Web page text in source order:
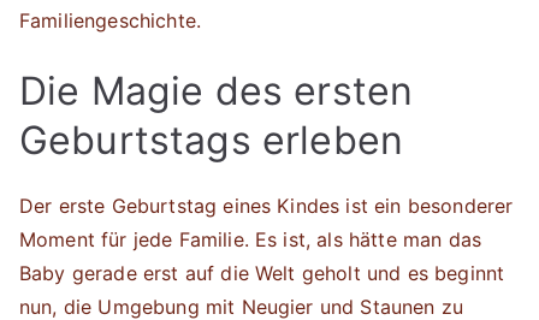
Familiengeschichte.
Die Magie des ersten
Geburtstags erleben
Der erste Geburtstag eines Kindes ist ein besonderer
Moment für jede Familie. Es ist, als hätte man das
Baby gerade erst auf die Welt geholt und es beginnt
nun, die Umgebung mit Neugier und Staunen zu